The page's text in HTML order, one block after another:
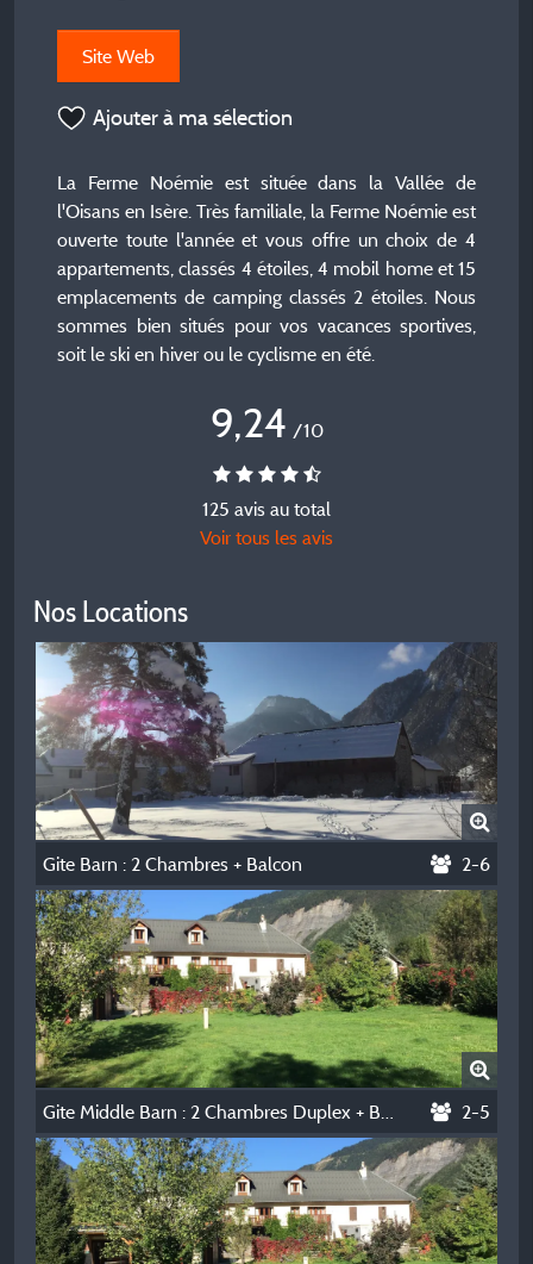
Site Web
Ajouter à ma sélection
La Ferme Noémie est située dans la Vallée de
l'Oisans en Isère. Très familiale, la Ferme Noémie est
ouverte toute l'année et vous offre un choix de 4
appartements, classés 4 étoiles, 4 mobil home et 15
emplacements de camping classés 2 étoiles. Nous
sommes bien situés pour vos vacances sportives,
soit le ski en hiver ou le cyclisme en été.
9,24 /10
125 avis au total
Voir tous les avis
Nos Locations
Gite Barn : 2 Chambres + Balcon 2-6
Gite Middle Barn : 2 Chambres Duplex + Balcon 2-5